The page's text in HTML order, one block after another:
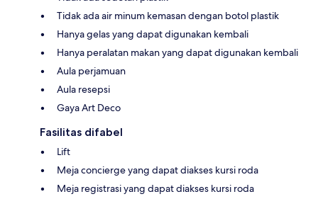
Tidak ada air minum kemasan dengan botol plastik
Hanya gelas yang dapat digunakan kembali
Hanya peralatan makan yang dapat digunakan kembali
Aula perjamuan
Aula resepsi
Gaya Art Deco
Fasilitas difabel
Lift
Meja concierge yang dapat diakses kursi roda
Meja registrasi yang dapat diakses kursi roda